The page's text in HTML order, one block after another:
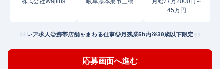
株式会社Waplus 岐阜県本巣市三橋
月給27万2000円～
45万円
レア求人◎携帯店舗をまわる仕事◎月残業5h内※39歳以下限定
応募画面へ進む